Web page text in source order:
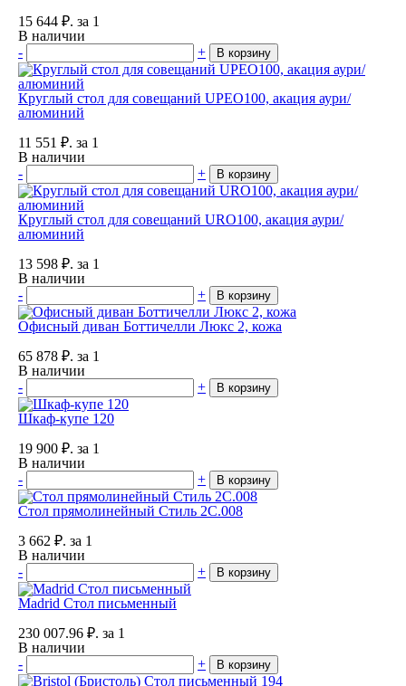
15 644 ₽. за 1
В наличии
-
+ В корзину
Круглый стол для совещаний UPEO100, акация аури/
алюминий
11 551 ₽. за 1
В наличии
-
+ В корзину
Круглый стол для совещаний URO100, акация аури/
алюминий
13 598 ₽. за 1
В наличии
-
+ В корзину
Офисный диван Боттичелли Люкс 2, кожа
65 878 ₽. за 1
В наличии
-
+ В корзину
Шкаф-купе 120
19 900 ₽. за 1
В наличии
-
+ В корзину
Стол прямолинейный Стиль 2С.008
3 662 ₽. за 1
В наличии
-
+ В корзину
Madrid Стол письменный
230 007.96 ₽. за 1
В наличии
-
+ В корзину